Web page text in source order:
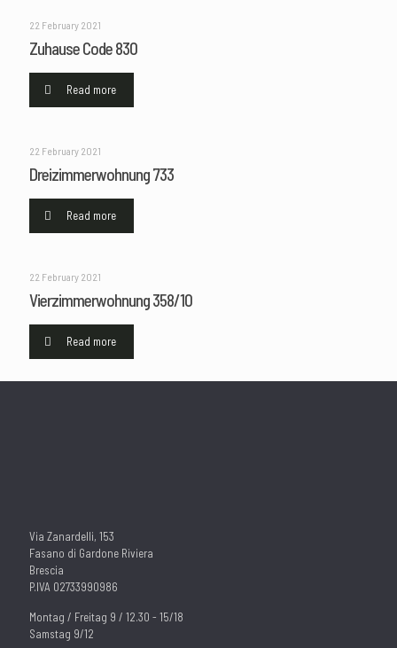
22 February 2021
Zuhause Code 830
Read more
22 February 2021
Dreizimmerwohnung 733
Read more
22 February 2021
Vierzimmerwohnung 358/10
Read more
Via Zanardelli, 153
Fasano di Gardone Riviera
Brescia
P.IVA 02733990986
Montag / Freitag 9 / 12.30 - 15/18
Samstag 9/12